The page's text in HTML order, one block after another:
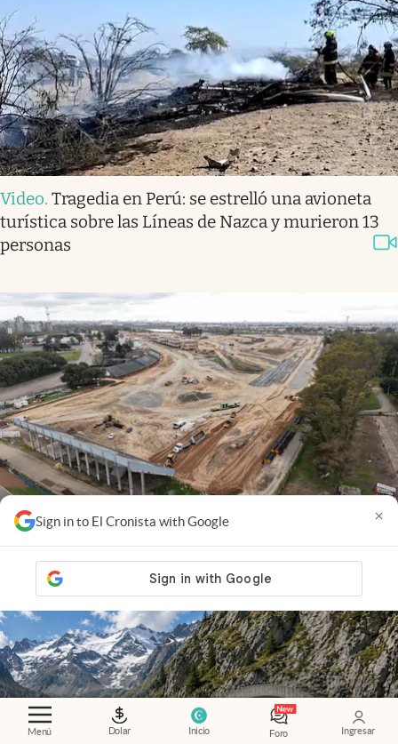
Menú Dolar Inicio Foro Ingresar
Sign in to El Cronista with Google ×
Video. Tragedia en Perú: se estrelló una avioneta
turística sobre las Líneas de Nazca y murieron 13
personas
Cambios
busca traer la Fórmula 1 de vuelta a la Argentina